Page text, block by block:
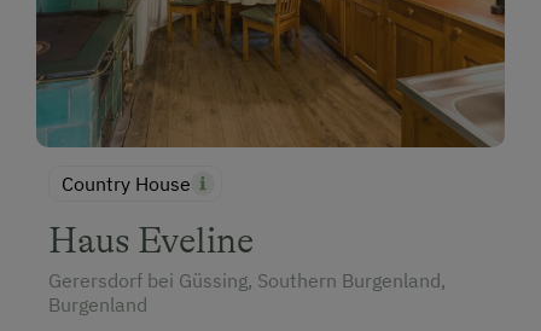
Country House
Haus Eveline
Gerersdorf bei Güssing, Southern Burgenland,
Burgenland